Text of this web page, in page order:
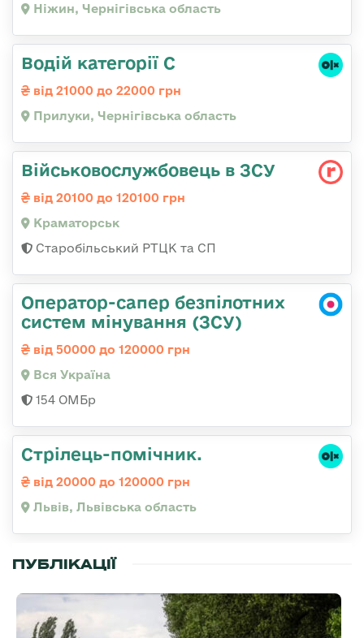
Ніжин, Чернігівська область
Водій категорії С
від 21000 до 22000 грн
Прилуки, Чернігівська область
Військовослужбовець в ЗСУ
від 20100 до 120100 грн
Краматорськ
Старобільський РТЦК та СП
Оператор-сапер безпілотних
систем мінування (ЗСУ)
від 50000 до 120000 грн
Вся Україна
154 ОМБр
Стрілець-помічник.
від 20000 до 120000 грн
Львів, Львівська область
ПУБЛІКАЦІЇ